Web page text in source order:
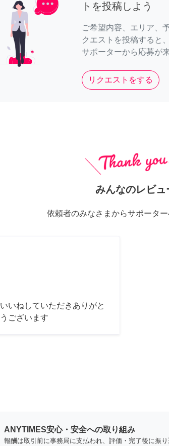
トを投稿しよう
ご希望内容、エリア、
クエストを投稿すると
サポーターから応募が
リクエストをする
みんなのレビュ
依頼者のみなさまからサポータ
いいねしていただきありがと
うございます
ANYTIMES安心・安全への取り組み
報酬は取引前に事務局に支払われ、評価・完了後に振